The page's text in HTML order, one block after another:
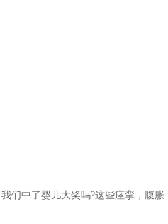
们中了婴儿大奖吗?这些痉挛，腹胀